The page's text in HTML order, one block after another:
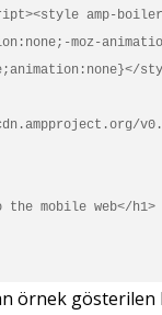
amp-
moz-
the mobile web</h1>
örnek gösterilen